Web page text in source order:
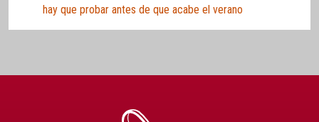
hay que probar antes de que acabe el verano